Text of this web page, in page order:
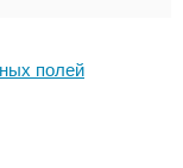
полей